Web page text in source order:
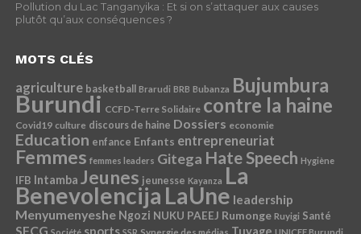
Pollution du Lac Tanganyika : Et si on s’attaquer aux causes
plutôt qu’aux conséquences ?
MOTS CLÉS
agriculture basketball Brarudi BRB Bubanza Bujumbura
Burundi CCFD-Terre Solidaire contre la haine
Covid19 culture discours de haine Dossiers economie
Education enfance Enfants entrepreneuriat
Femmes femmes leaders Gitega Hate Speech Hygiène
IFB Intamba Jeunes jeunesse Kayanza La
Benevolencija LaUne leadership
Menyumenyeshe Ngozi NUKU PAEEJ Rumonge Ruyigi Santé
SFCG sports